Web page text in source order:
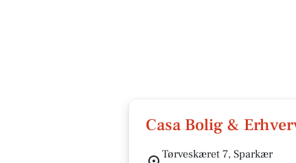
Casa Bolig &
Tørveskæret 7, Sparkær